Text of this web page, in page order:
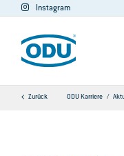
Instagram
Zurück ODU Karriere